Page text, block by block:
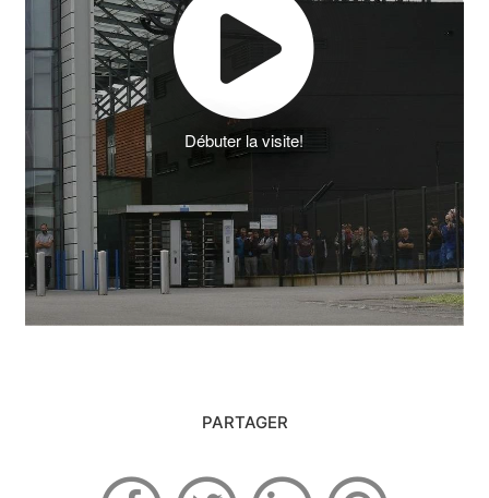
Débuter la visite!
PARTAGER